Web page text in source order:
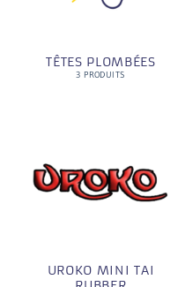
TÊTES PLOMBÉES
3 PRODUITS
UROKO MINI TAI